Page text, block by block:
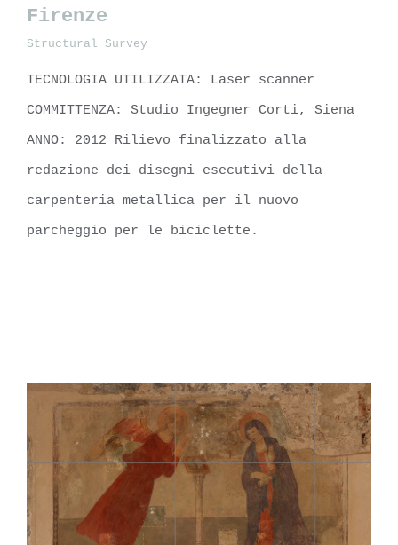
Stazione Santa Maria Novella,
Firenze
Firenze
Structural Survey
TECNOLOGIA UTILIZZATA: Laser scanner
COMMITTENZA: Studio Ingegner Corti, Siena
ANNO: 2012 Rilievo finalizzato alla
redazione dei disegni esecutivi della
carpenteria metallica per il nuovo
parcheggio per le biciclette.